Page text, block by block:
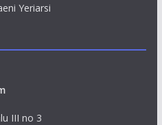
Yeriarsi
III no 3